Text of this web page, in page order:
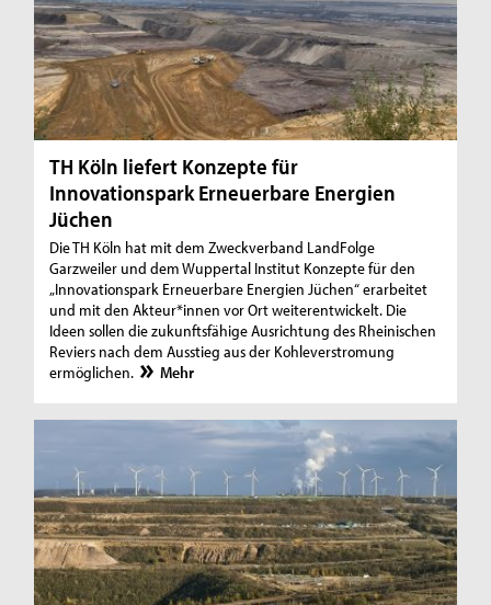
TH Köln liefert Konzepte für
Innovationspark Erneuerbare Energien
Jüchen
Die TH Köln hat mit dem Zweckverband LandFolge
Garzweiler und dem Wuppertal Institut Konzepte für den
„Innovationspark Erneuerbare Energien Jüchen“ erarbeitet
und mit den Akteur*innen vor Ort weiterentwickelt. Die
Ideen sollen die zukunftsfähige Ausrichtung des Rheinischen
Reviers nach dem Ausstieg aus der Kohleverstromung
ermöglichen.
Mehr